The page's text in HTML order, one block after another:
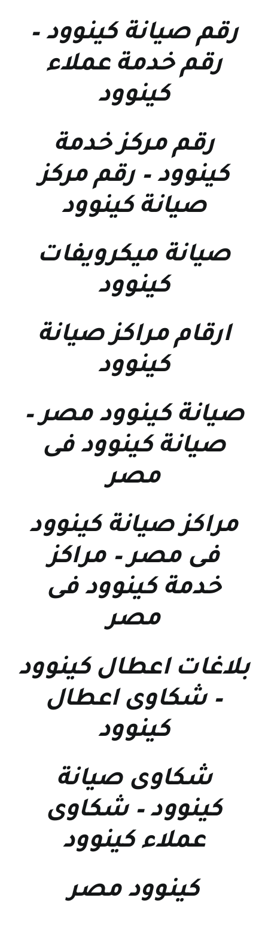
رقم صيانة كينوود –
رقم خدمة عملاء
كينوود
رقم مركز خدمة
كينوود–رقم مركز
صيانة كينوود
صيانة ميكرويفات
كينوود
ارقام مراكز صيانة
كينوود
صيانة كينوود مصر–
صيانة كينوود فى
مصر
مراكز صيانة كينوود
فى مصر– مراكز
خدمة كينوود فى
مصر
بلاغات اعطال كينوود
–شكاوى اعطال
كينوود
شكاوى صيانة
كينوود–شكاوى
عملاء كينوود
كينوود مصر